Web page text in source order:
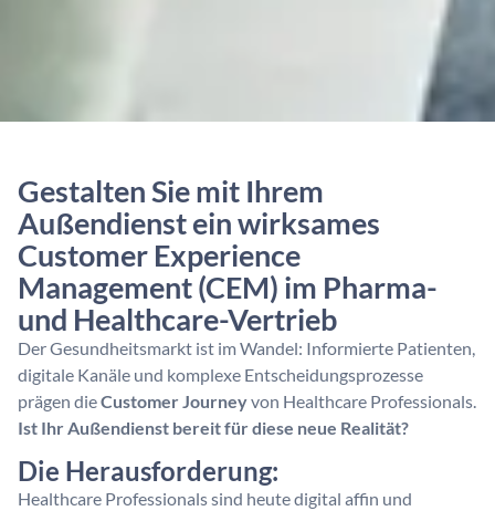
Gestalten Sie mit Ihrem
Außendienst ein wirksames
Customer Experience
Management (CEM) im Pharma-
und Healthcare-Vertrieb
Der Gesundheitsmarkt ist im Wandel: Informierte Patienten,
digitale Kanäle und komplexe Entscheidungsprozesse
prägen dieCustomer Journeyvon Healthcare Professionals.
Ist Ihr Außendienst bereit für diese neue Realität?
Die Herausforderung:
Healthcare Professionals sind heute digital affin und